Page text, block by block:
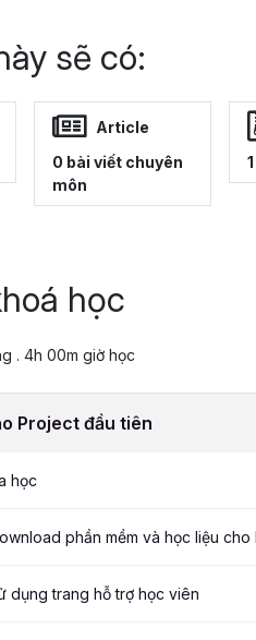
sẽ có:
Article
0 bài viết chuyên
môn
học
. 4h 00m giờ học
Project đầu tiên
học
phần mềm và học liệu cho
dụng trang hỗ trợ học viên